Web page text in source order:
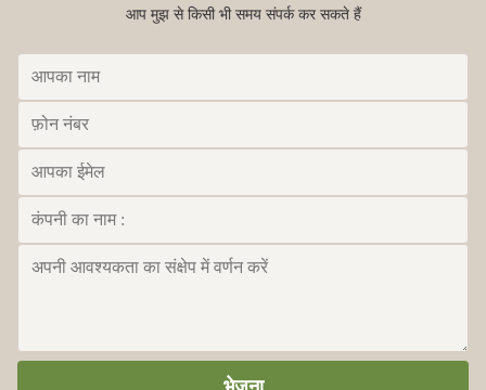
आप मुझ से किसी भी समय संपर्क कर सकते हैं